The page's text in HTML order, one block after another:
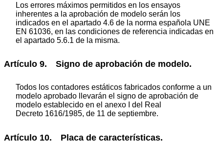
Los errores máximos permitidos en los ensayos
inherentes a la aprobación de modelo serán los
indicados en el apartado 4.6 de la norma española UNE
EN 61036, en las condiciones de referencia indicadas en
el apartado 5.6.1 de la misma.
Artículo 9. Signo de aprobación de modelo.
Todos los contadores estáticos fabricados conforme a un
modelo aprobado llevarán el signo de aprobación de
modelo establecido en el anexo I del Real
Decreto 1616/1985, de 11 de septiembre.
Artículo 10. Placa de características.